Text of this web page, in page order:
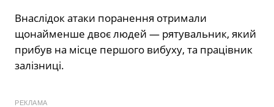
Внаслідок атаки поранення отримали
щонайменше двоє людей — рятувальник, який
прибув на місце першого вибуху, та працівник
залізниці.
РЕКЛАМА